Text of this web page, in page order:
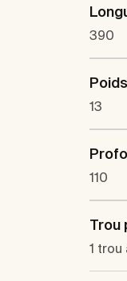
390
13
110
Trou
1 trou